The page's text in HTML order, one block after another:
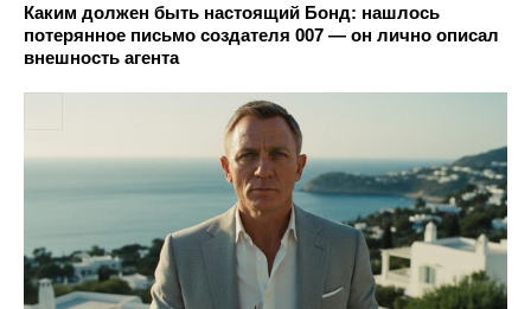
Каким должен быть настоящий Бонд: нашлось
потерянное письмо создателя 007 — он лично описал
внешность агента